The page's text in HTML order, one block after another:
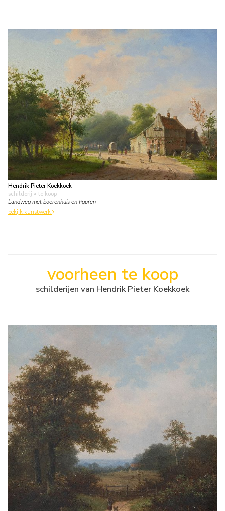
Hendrik Pieter Koekkoek
schilderij • te koop
Landweg met boerenhuis en figuren
bekijk kunstwerk
voorheen te koop
schilderijen van Hendrik Pieter Koekkoek